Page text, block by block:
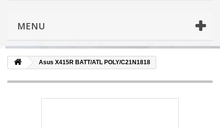
MENU
Asus X415R BATT/ATL POLY/C21N1818